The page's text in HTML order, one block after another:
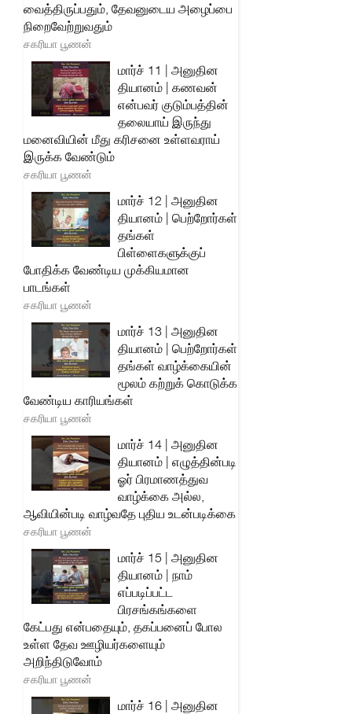
வைத்திருப்பதும், தேவனுடைய அழைப்பை
நிறைவேற்றுவதும்
சகரியா பூணன்
மார்ச் 11 | அனுதின
தியானம் | கணவன்
என்பவர் குடும்பத்தின்
தலையாய் இருந்து
மனைவியின் மீது கரிசனை உள்ளவராய்
இருக்க வேண்டும்
சகரியா பூணன்
மார்ச் 12 | அனுதின
தியானம் | பெற்றோர்கள்
தங்கள்
பிள்ளைகளுக்குப்
போதிக்க வேண்டிய முக்கியமான
பாடங்கள்
சகரியா பூணன்
மார்ச் 13 | அனுதின
தியானம் | பெற்றோர்கள்
தங்கள் வாழ்க்கையின்
மூலம் கற்றுக் கொடுக்க
வேண்டிய காரியங்கள்
சகரியா பூணன்
மார்ச் 14 | அனுதின
தியானம் | எழுத்தின்படி
ஓர் பிரமாணத்துவ
வாழ்க்கை அல்ல,
ஆவியின்படி வாழ்வதே புதிய உடன்படிக்கை
சகரியா பூணன்
மார்ச் 15 | அனுதின
தியானம் | நாம்
எப்படிப்பட்ட
பிரசங்கங்களை
கேட்பது என்பதையும், தகப்பனைப் போல
உள்ள தேவ ஊழியர்களையும்
அறிந்திடுவோம்
சகரியா பூணன்
மார்ச் 16 | அனுதின